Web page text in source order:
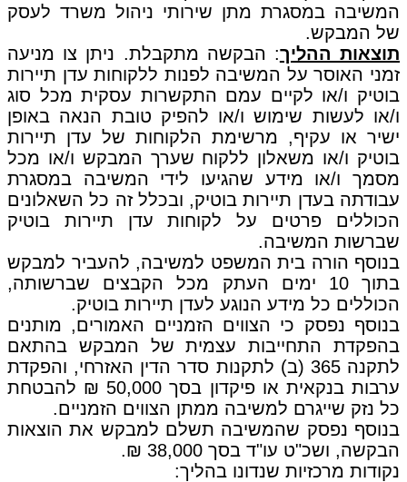
המשיבה במסגרת מתן שירותי ניהול משרד לעסק
של המבקש.
תוצאות ההליך: הבקשה מתקבלת. ניתן צו מניעה
זמני האוסר על המשיבה לפנות ללקוחות עדן תיירות
בוטיק ו/או לקיים עמם התקשרות עסקית מכל סוג
ו/או לעשות שימוש ו/או להפיק טובת הנאה באופן
ישיר או עקיף, מרשימת הלקוחות של עדן תיירות
בוטיק ו/או משאלון ללקוח שערך המבקש ו/או מכל
מסמך ו/או מידע שהגיעו לידי המשיבה במסגרת
עבודתה בעדן תיירות בוטיק, ובכלל זה כל השאלונים
הכוללים פרטים על לקוחות עדן תיירות בוטיק
שברשות המשיבה.
בנוסף הורה בית המשפט למשיבה, להעביר למבקש
בתוך 10 ימים העתק מכל הקבצים שברשותה,
הכוללים כל מידע הנוגע לעדן תיירות בוטיק.
בנוסף נפסק כי הצווים הזמניים האמורים, מותנים
בהפקדת התחייבות עצמית של המבקש בהתאם
לתקנה 365 (ב) לתקנות סדר הדין האזרחי, והפקדת
ערבות בנקאית או פיקדון בסך 50,000 ₪ להבטחת
כל נזק שייגרם למשיבה ממתן הצווים הזמניים.
בנוסף נפסק שהמשיבה תשלם למבקש את הוצאות
הבקשה, ושכ"ט עו"ד בסך 38,000 ₪.
נקודות מרכזיות שנדונו בהליך: